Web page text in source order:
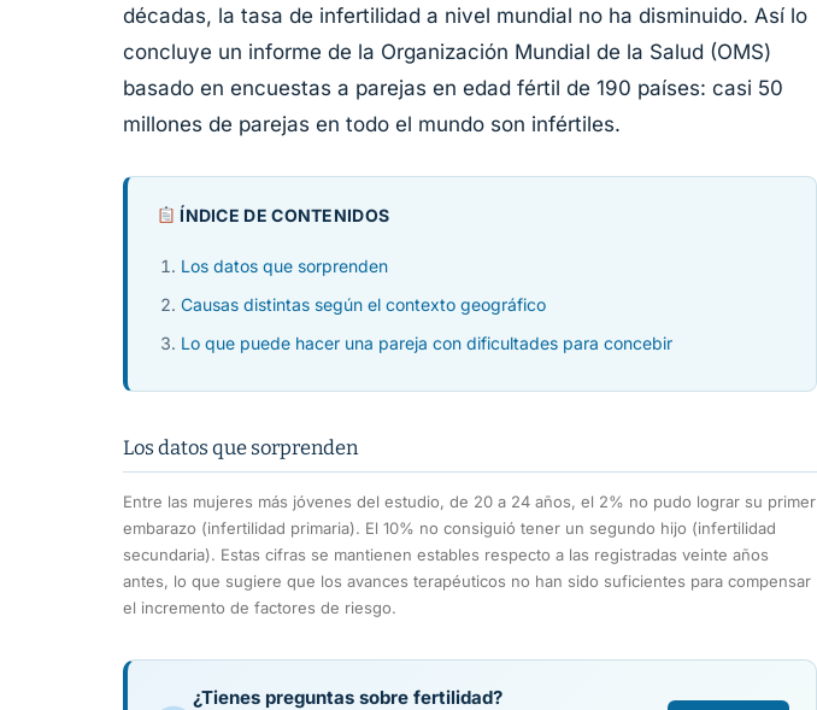
décadas, la tasa de infertilidad a nivel mundial no ha disminuido. Así lo
concluye un informe de la Organización Mundial de la Salud (OMS)
basado en encuestas a parejas en edad fértil de 190 países: casi 50
millones de parejas en todo el mundo son infértiles.
ÍNDICE DE CONTENIDOS
Los datos que sorprenden
Causas distintas según el contexto geográfico
Lo que puede hacer una pareja con dificultades para concebir
Los datos que sorprenden
Entre las mujeres más jóvenes del estudio, de 20 a 24 años, el 2% no pudo lograr su primer
embarazo (infertilidad primaria). El 10% no consiguió tener un segundo hijo (infertilidad
secundaria). Estas cifras se mantienen estables respecto a las registradas veinte años
antes, lo que sugiere que los avances terapéuticos no han sido suficientes para compensar
el incremento de factores de riesgo.
¿Tienes preguntas sobre fertilidad?